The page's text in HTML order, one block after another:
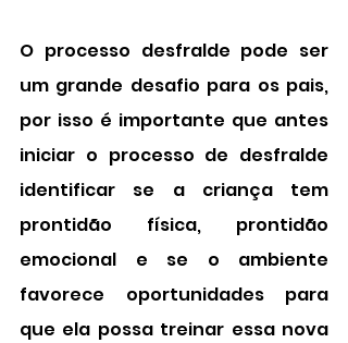
O processo desfralde pode ser
um grande desafio para os pais,
por isso é importante que antes
iniciar o processo de desfralde
identificar se a criança tem
prontidão física, prontidão
emocional e se o ambiente
favorece oportunidades para
que ela possa treinar essa nova